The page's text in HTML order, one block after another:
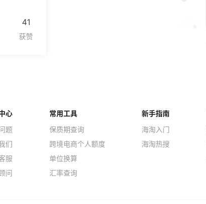
41
心
题
们
服
问
常用工具
保质期查询
跨境电商个人额度
单位换算
汇率查询
新手指南
海淘入门
海淘热搜